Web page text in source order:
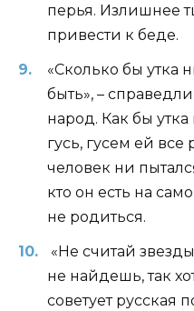
перья. Излишнее
привести к беде.
«Сколько бы утка
быть», –
народ. Как бы
гусь, гусем ей все
человек ни
кто он есть на
не родиться.
«Не считай
не найдешь, так
советует русская